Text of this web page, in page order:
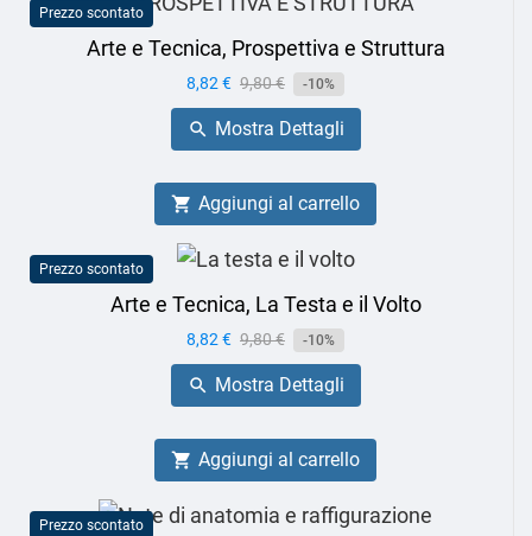
Prezzo scontato
Arte e Tecnica, Prospettiva e Struttura
Prezzo
8,82 € Prezzo
base
9,80 € -10%
 Mostra Dettagli
 Aggiungi al carrello
Prezzo scontato
Arte e Tecnica, La Testa e il Volto
Prezzo
8,82 € Prezzo
base
9,80 € -10%
 Mostra Dettagli
 Aggiungi al carrello
Prezzo scontato